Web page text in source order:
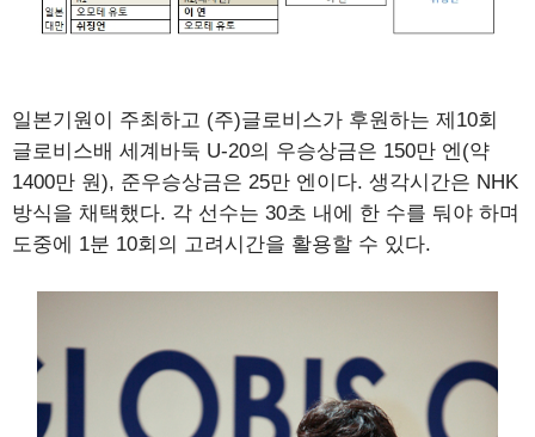
일본기원이 주최하고 (주)글로비스가 후원하는 제10회
글로비스배 세계바둑 U-20의 우승상금은 150만 엔(약
1400만 원), 준우승상금은 25만 엔이다. 생각시간은 NHK
방식을 채택했다. 각 선수는 30초 내에 한 수를 둬야 하며
도중에 1분 10회의 고려시간을 활용할 수 있다.